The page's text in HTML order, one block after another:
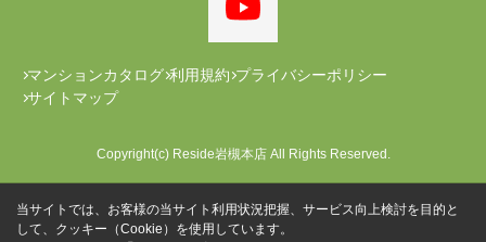
マンションカタログ 利用規約 プライバシーポリシー
サイトマップ
Copyright(c) Reside岩槻本店 All Rights Reserved.
当サイトでは、お客様の当サイト利用状況把握、サービス向上検討を目的と
して、クッキー（Cookie）を使用しています。